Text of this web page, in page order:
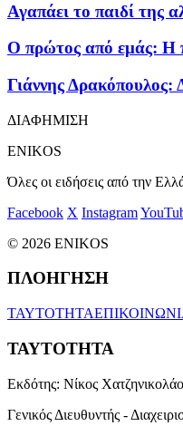
Αγαπάει το παιδί της
Ο πρώτος από εμάς: Η
Γιάννης Δρακόπουλος:
ΔΙΑΦΗΜΙΣΗ
ENIKOS
Όλες οι ειδήσεις από την
Facebook X Instagram
© 2026 ENIKOS
ΠΛΟΗΓΗΣΗ
ΤΑΥΤΟΤΗΤΑ
ΤΑΥΤΟΤΗΤΑ
Εκδότης: Νίκος
Γενικός Διευθυντής -